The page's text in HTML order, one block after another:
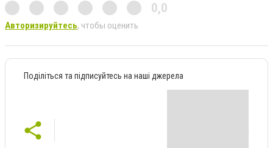
0,0
Авторизируйтесь, чтобы оценить
Поділіться та підписуйтесь на наші джерела